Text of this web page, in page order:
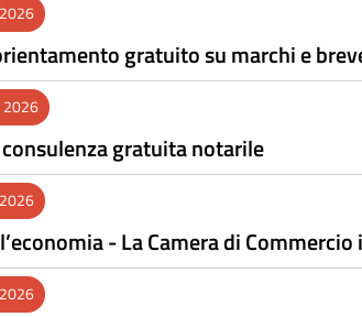
gratuito su marchi e
2026
gratuita notarile
- La Camera di